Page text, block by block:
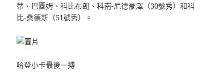
蒂、巴圖姆、科比布朗、科南-尼德豪澤（30號秀）和科
比-桑德斯（51號秀）。
哈登小卡最後一搏